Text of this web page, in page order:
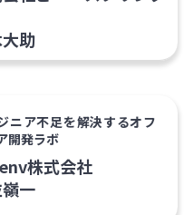
助
ニア不足を解決するオフ
開発ラボ
株式会社
一